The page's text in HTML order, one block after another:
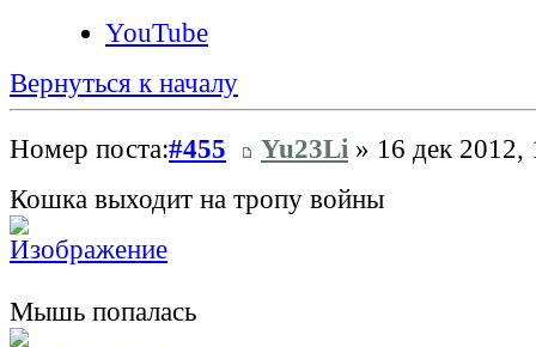
YouTube
Вернуться к началу
Номер поста:#455 Yu23Li » 16 дек 2012,
Кошка выходит на тропу войны
Мышь попалась